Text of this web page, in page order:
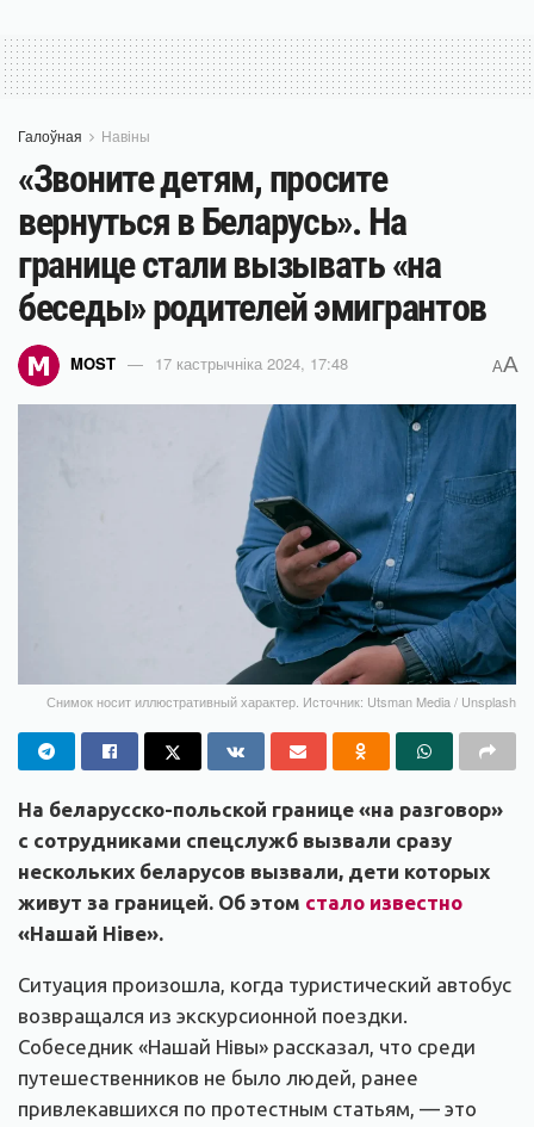
Галоўная Навіны
«Звоните детям, просите
вернуться в Беларусь». На
границе стали вызывать «на
беседы» родителей эмигрантов
MOST 17 кастрычніка 2024, 17:48 AA
Снимок носит иллюстративный характер. Источник: Utsman Media / Unsplash
На беларусско-польской границе «на разговор»
с сотрудниками спецслужб вызвали сразу
нескольких беларусов вызвали, дети которых
живут за границей. Об этом стало известно
«Нашай Ніве».
Ситуация произошла, когда туристический автобус
возвращался из экскурсионной поездки.
Собеседник «Нашай Нівы» рассказал, что среди
путешественников не было людей, ранее
привлекавшихся по протестным статьям, — это